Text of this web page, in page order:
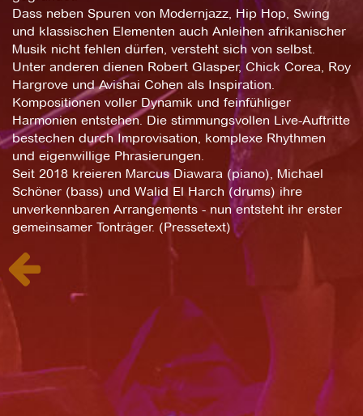
Dass neben Spuren von Modernjazz, Hip Hop, Swing
und klassischen Elementen auch Anleihen afrikanischer
Musik nicht fehlen dürfen, versteht sich von selbst.
Unter anderen dienen Robert Glasper, Chick Corea, Roy
Hargrove und Avishai Cohen als Inspiration.
Kompositionen voller Dynamik und feinfühliger
Harmonien entstehen. Die stimmungsvollen Live-Auftritte
bestechen durch Improvisation, komplexe Rhythmen
und eigenwillige Phrasierungen.
Seit 2018 kreieren Marcus Diawara (piano), Michael
Schöner (bass) und Walid El Harch (drums) ihre
unverkennbaren Arrangements - nun entsteht ihr erster
gemeinsamer Tonträger. (Pressetext)